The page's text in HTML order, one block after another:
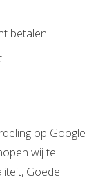
betalen.
op Google
wij te
Goede